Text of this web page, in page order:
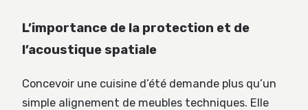
L’importance de la protection et de
l’acoustique spatiale
Concevoir une cuisine d’été demande plus qu’un
simple alignement de meubles techniques. Elle